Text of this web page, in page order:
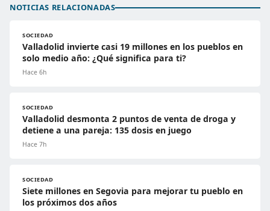
NOTICIAS RELACIONADAS
SOCIEDAD
Valladolid invierte casi 19 millones en los pueblos en
solo medio año: ¿Qué significa para ti?
Hace 6h
SOCIEDAD
Valladolid desmonta 2 puntos de venta de droga y
detiene a una pareja: 135 dosis en juego
Hace 7h
SOCIEDAD
Siete millones en Segovia para mejorar tu pueblo en
los próximos dos años